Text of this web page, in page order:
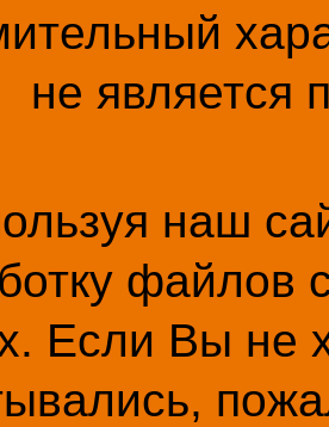
не является
наш
файлов
Если Вы не